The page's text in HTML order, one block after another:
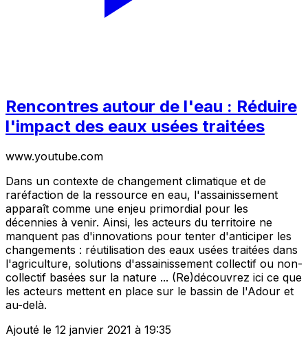
Rencontres autour de l'eau : Réduire
l'impact des eaux usées traitées
www.youtube.com
Dans un contexte de changement climatique et de
raréfaction de la ressource en eau, l'assainissement
apparaît comme une enjeu primordial pour les
décennies à venir. Ainsi, les acteurs du territoire ne
manquent pas d'innovations pour tenter d'anticiper les
changements : réutilisation des eaux usées traitées dans
l'agriculture, solutions d'assainissement collectif ou non-
collectif basées sur la nature ... (Re)découvrez ici ce que
les acteurs mettent en place sur le bassin de l'Adour et
au-delà.
Ajouté le 12 janvier 2021 à 19:35